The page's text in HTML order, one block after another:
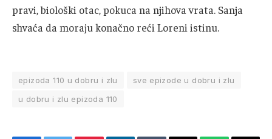
pravi, biološki otac, pokuca na njihova vrata. Sanja
shvaća da moraju konačno reći Loreni istinu.
epizoda 110 u dobru i zlu
sve epizode u dobru i zlu
u dobru i zlu epizoda 110